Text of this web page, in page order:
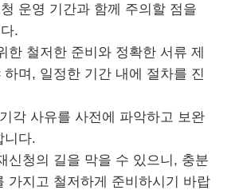
운영 기간과 함께 주의할 점을
.
한 철저한 준비와 정확한 서류 제
며, 일정한 기간 내에 절차를 진
각 사유를 사전에 파악하고 보완
니다.
신청의 길을 막을 수 있으니, 충분
가지고 철저하게 준비하시기 바랍